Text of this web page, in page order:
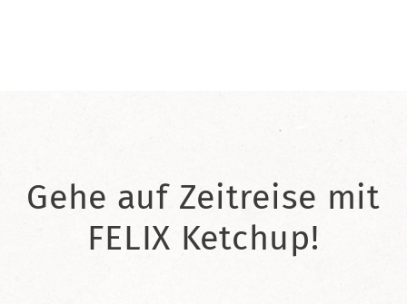
Gehe auf Zeitreise mit
FELIX Ketchup!